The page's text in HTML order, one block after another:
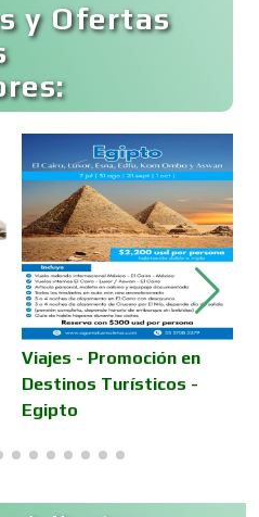
y Ofertas
Viajes - Promoción en
Destinos Turísticos -
Egipto